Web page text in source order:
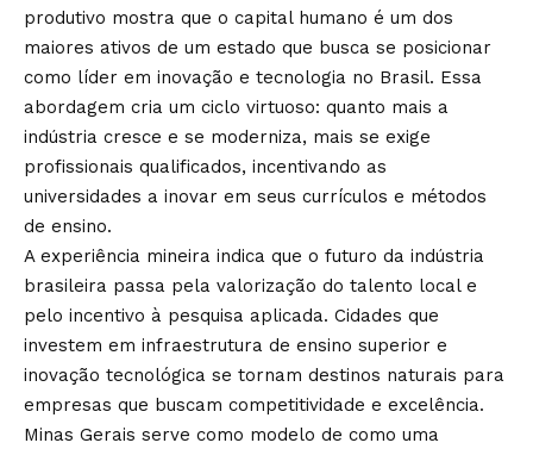
produtivo mostra que o capital humano é um dos
maiores ativos de um estado que busca se posicionar
como líder em inovação e tecnologia no Brasil. Essa
abordagem cria um ciclo virtuoso: quanto mais a
indústria cresce e se moderniza, mais se exige
profissionais qualificados, incentivando as
universidades a inovar em seus currículos e métodos
de ensino.
A experiência mineira indica que o futuro da indústria
brasileira passa pela valorização do talento local e
pelo incentivo à pesquisa aplicada. Cidades que
investem em infraestrutura de ensino superior e
inovação tecnológica se tornam destinos naturais para
empresas que buscam competitividade e excelência.
Minas Gerais serve como modelo de como uma